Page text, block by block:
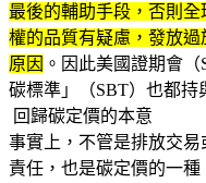
最後的輔助手段，否則
權的品質有疑慮，發放
原因 。因此美國證期會
碳標準」（SBT）也都持
回歸碳定價的本意
事實上，不管是排放交
責任，也是碳定價的一